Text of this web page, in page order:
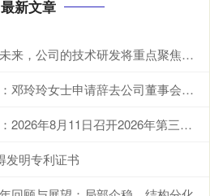
最新文章
炒股配资公司 肯特催化：未来，公司的技术研发将重点聚焦于现有生产工艺的优化迭代、全新产品开发以及前沿技术市场转化落地
东营股票配资官网 倍轻松：邓玲玲女士申请辞去公司董事会秘书职务
中金财富配资网 首开股份：2026年8月11日召开2026年第三次临时股东会
发明专利证书